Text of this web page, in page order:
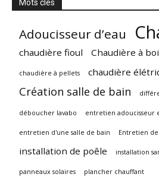
Mots clés
Adoucisseur d’eau
chaudière fioul Chaudière à
chaudière à pellets chaudière
Création salle de bain
déboucher lavabo entretien adoucisseur
entretien d'une salle de bain Entretien
installation de poêle installation
panneaux solaires plancher chauffant